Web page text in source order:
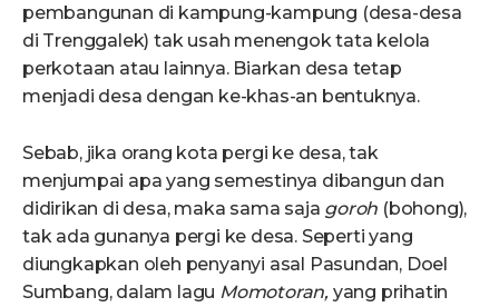
pembangunan di kampung-kampung (desa-desa
di Trenggalek) tak usah menengok tata kelola
perkotaan atau lainnya. Biarkan desa tetap
menjadi desa dengan ke-khas-an bentuknya.
Sebab, jika orang kota pergi ke desa, tak
menjumpai apa yang semestinya dibangun dan
didirikan di desa, maka sama saja goroh (bohong),
tak ada gunanya pergi ke desa. Seperti yang
diungkapkan oleh penyanyi asal Pasundan, Doel
Sumbang, dalam lagu Momotoran, yang prihatin